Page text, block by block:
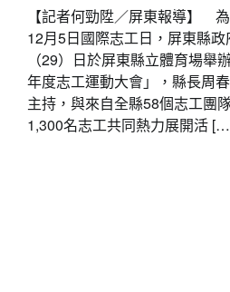
【記者何勁陞／屏東報導】
12月5日國際志工日，屏東縣政
（29）日於屏東縣立體育場舉
年度志工運動大會」，縣長周
主持，與來自全縣58個志工團
1,300名志工共同熱力展開活